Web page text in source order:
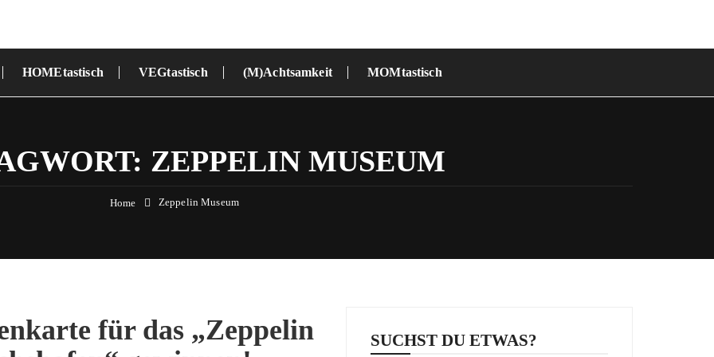
HOMEtastisch VEGtastisch (M)Achtsamkeit MOMtastisch
ZEPPELIN MUSEUM
Home Zeppelin Museum
für das „Zeppelin
SUCHST DU ETWAS?